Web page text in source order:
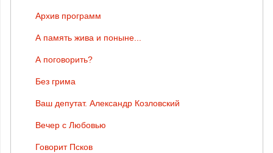
Архив программ
А память жива и поныне...
А поговорить?
Без грима
Ваш депутат. Александр Козловский
Вечер с Любовью
Говорит Псков